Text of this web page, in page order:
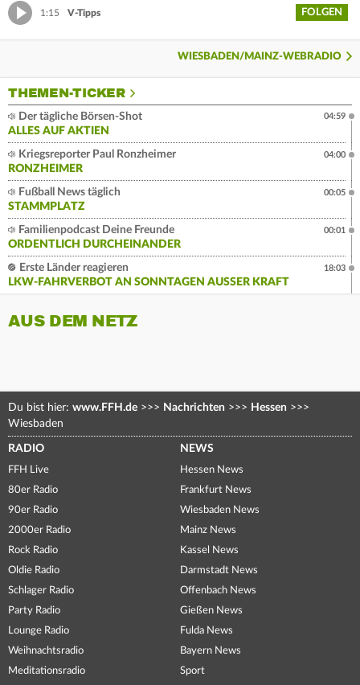
1:15 V-Tipps FOLGEN
WIESBADEN/MAINZ-WEBRADIO
THEMEN-TICKER
Der tägliche Börsen-Shot
ALLES AUF AKTIEN
04:59
Kriegsreporter Paul Ronzheimer
RONZHEIMER
04:00
Fußball News täglich
STAMMPLATZ
00:05
Familienpodcast Deine Freunde
ORDENTLICH DURCHEINANDER
00:01
Erste Länder reagieren
LKW-FAHRVERBOT AN SONNTAGEN AUSSER KRAFT
18:03
AUS DEM NETZ
Du bist hier: www.FFH.de >>> Nachrichten >>> Hessen >>>
Wiesbaden
RADIO
FFH Live
80er Radio
90er Radio
2000er Radio
Rock Radio
Oldie Radio
Schlager Radio
Party Radio
Lounge Radio
Weihnachtsradio
Meditationsradio
NEWS
Hessen News
Frankfurt News
Wiesbaden News
Mainz News
Kassel News
Darmstadt News
Offenbach News
Gießen News
Fulda News
Bayern News
Sport